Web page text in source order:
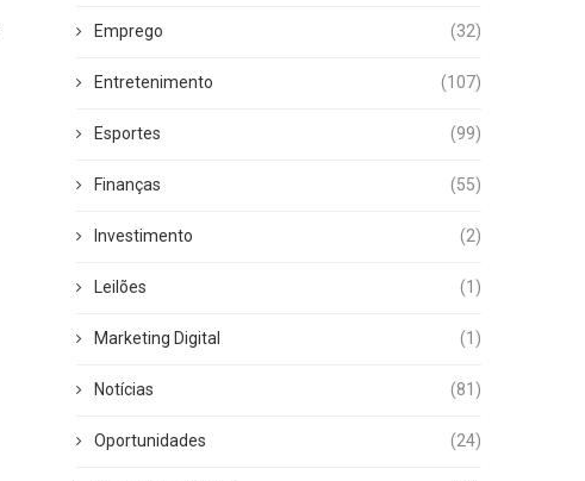
Emprego (32)
Entretenimento (107)
Esportes (99)
Finanças (55)
Investimento (2)
Leilões (1)
Marketing Digital (1)
Notícias (81)
Oportunidades (24)